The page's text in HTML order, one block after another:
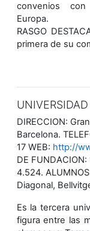
convenios
Europa.
RASGO
primera de su
DIRECCION:
Barcelona.
17 WEB: http://
DE FUNDACION:
4.524.
Diagonal,
Es la tercera
figura entre las